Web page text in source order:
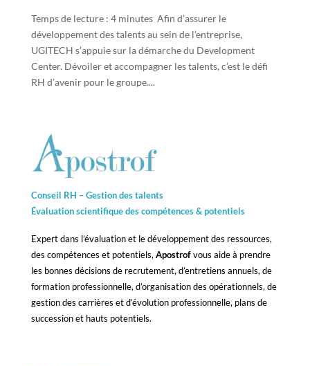
Temps de lecture : 4 minutes Afin d’assurer le
développement des talents au sein de l’entreprise,
UGITECH s’appuie sur la démarche du Development
Center. Dévoiler et accompagner les talents, c’est le défi
RH d’avenir pour le groupe....
Conseil RH – Gestion des talents
Évaluation scientifique des compétences &potentiels
Expert dans l’évaluation et le développement des ressources,
des compétences et potentiels, Apostrofvous aide à prendre
les bonnes décisions de recrutement, d’entretiens annuels, de
formation professionnelle, d’organisation des opérationnels, de
gestion des carrières et d’évolution professionnelle, plans de
succession et hauts potentiels.